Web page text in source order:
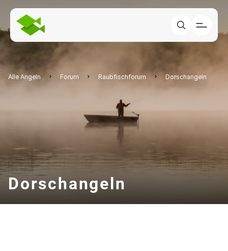
Alle Angeln Forum Raubfischforum Dorschangeln
Dorschangeln